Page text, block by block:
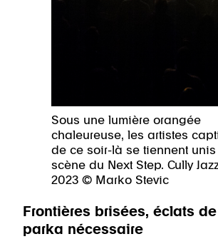
Sous une lumière orangée
chaleureuse, les artistes
de ce soir-là se tiennent unis
scène du Next Step. Cully
2023 © Marko Stevic
Frontières brisées, éclats
parka nécessaire